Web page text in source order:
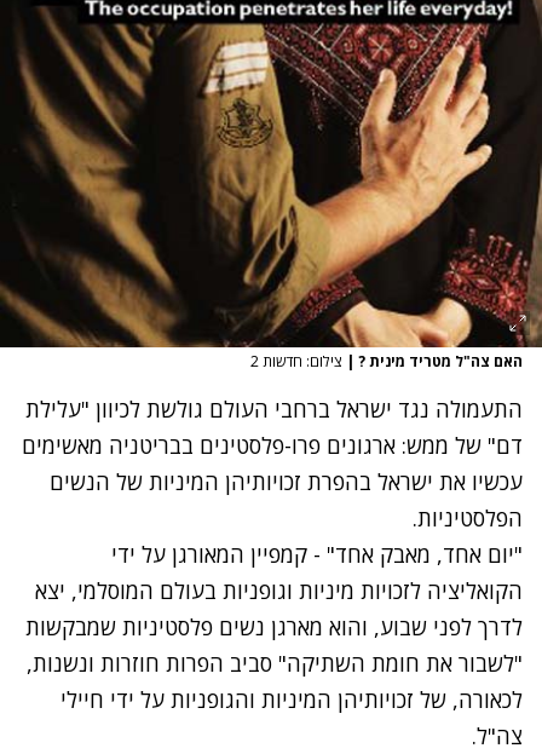
האם צה"ל מטריד מינית ? | צילום: חדשות 2
התעמולה נגד ישראל ברחבי העולם גולשת לכיוון "עלילת
דם" של ממש: ארגונים פרו-פלסטינים בבריטניה מאשימים
עכשיו את ישראל בהפרת זכויותיהן המיניות של הנשים
הפלסטיניות.
"יום אחד, מאבק אחד" - קמפיין המאורגן על ידי
הקואליציה לזכויות מיניות וגופניות בעולם המוסלמי, יצא
לדרך לפני שבוע, והוא מארגן נשים פלסטיניות שמבקשות
"לשבור את חומת השתיקה" סביב הפרות חוזרות ונשנות,
לכאורה, של זכויותיהן המיניות והגופניות על ידי חיילי
צה"ל.